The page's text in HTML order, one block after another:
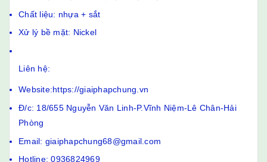
Chất liệu: nhựa + sắt
Xử lý bề mặt: Nickel
Liên hệ:
Website:https://giaiphapchung.vn
Đ/c: 18/655 Nguyễn Văn Linh-P.Vĩnh Niệm-Lê Chân-Hải
Phòng
Email: giaiphapchung68@gmail.com
Hotline: 0936824969